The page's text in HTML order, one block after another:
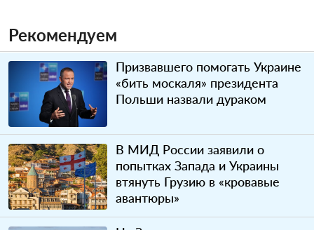
Рекомендуем
Призвавшего помогать Украине
«бить москаля» президента
Польши назвали дураком
В МИД России заявили о
попытках Запада и Украины
втянуть Грузию в «кровавые
авантюры»